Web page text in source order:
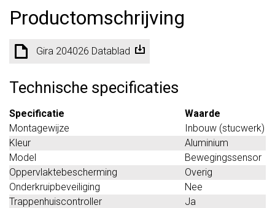
Productomschrijving
Gira 204026 Datablad
Technische specificaties
Specificatie
Waarde
Montagewijze
Inbouw (stucwerk)
Kleur
Aluminium
Model
Bewegingssensor
Oppervlaktebescherming
Overig
Onderkruipbeveiliging
Nee
Trappenhuiscontroller
Ja